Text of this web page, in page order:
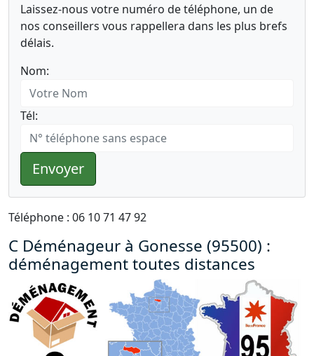
Laissez-nous votre numéro de téléphone, un de
nos conseillers vous rappellera dans les plus brefs
délais.
Nom:
Tél:
Envoyer
Téléphone : 06 10 71 47 92
C Déménageur à Gonesse (95500) :
déménagement toutes distances